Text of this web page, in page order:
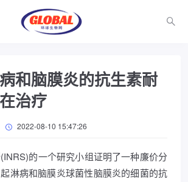
和脑膜炎的抗生素耐
治疗
2022-08-10 15:47:26
的一个研究小组证明了一种廉价分
淋病和脑膜炎球菌性脑膜炎的细菌的抗